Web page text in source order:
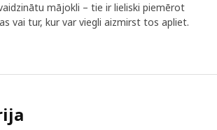
mājokli – tie ir lieliski piemērot
vai tur, kur var viegli aizmirst tos apliet.